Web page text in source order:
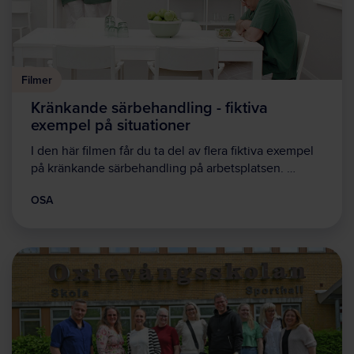
Filmer
Kränkande särbehandling - fiktiva
exempel på situationer
I den här filmen får du ta del av flera fiktiva exempel
på kränkande särbehandling på arbetsplatsen. …
OSA